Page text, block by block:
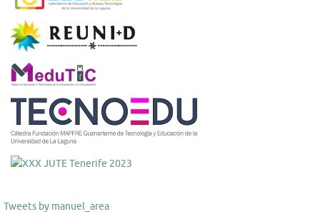
Tweets by manuel_area